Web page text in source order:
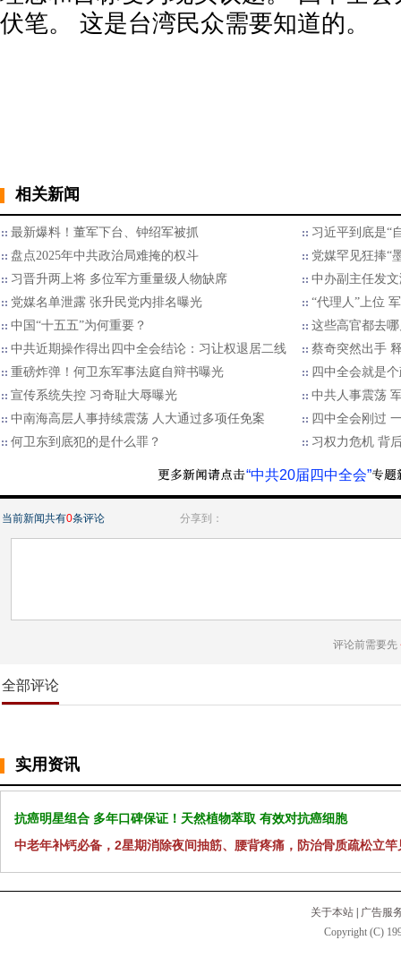
伏笔。 这是台湾民众需要知道的。
相关新闻
最新爆料！董军下台、钟绍军被抓
习近平到底是“
盘点2025年中共政治局难掩的权斗
党媒罕见狂捧“
习晋升两上将 多位军方重量级人物缺席
中办副主任发
党媒名单泄露 张升民党内排名曝光
“代理人”上位
中国“十五五”为何重要？
这些高官都去
中共近期操作得出四中全会结论：习让权退居二线
蔡奇突然出手
重磅炸弹！何卫东军事法庭自辩书曝光
四中全会就是
宣传系统失控 习奇耻大辱曝光
中共人事震荡
中南海高层人事持续震荡 人大通过多项任免案
四中全会刚过
何卫东到底犯的是什么罪？
习权力危机 背
“中共20届四中全会”
当前新闻共有0条评论 分享到：
评论前需要先
全部评论
实用资讯
抗癌明星组合 多年口碑保证！天然植物萃取 有效对抗癌细胞
中老年补钙必备，2星期消除夜间抽筋、腰背疼痛，防治骨质疏松立竿
关于本站
广告服
Copyright (C)